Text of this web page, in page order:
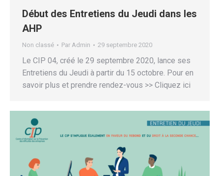
Début des Entretiens du Jeudi dans les
AHP
Non classé Par Admin 29 septembre 2020
Le CIP 04, créé le 29 septembre 2020, lance ses
Entretiens du Jeudi à partir du 15 octobre. Pour en
savoir plus et prendre rendez-vous >> Cliquez ici